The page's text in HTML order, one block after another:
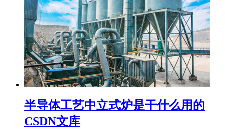
半导体工艺中立式炉是干什么用的
CSDN文库